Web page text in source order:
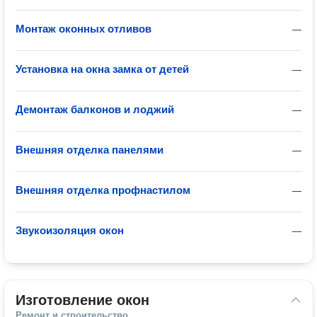
—
Монтаж оконных отливов
—
Установка на окна замка от детей
—
Демонтаж балконов и лоджий
—
Внешняя отделка панелями
—
Внешняя отделка профнастилом
—
Звукоизоляция окон
Изготовление окон